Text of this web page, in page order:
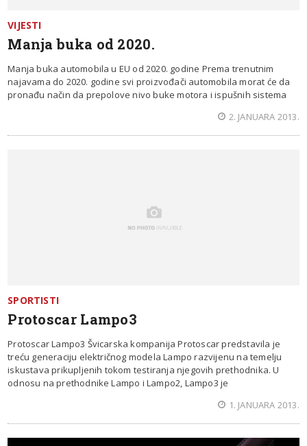
VIJESTI
Manja buka od 2020.
Manja buka automobila u EU od 2020. godine Prema trenutnim
najavama do 2020. godine svi proizvođači automobila morat će da
pronađu način da prepolove nivo buke motora i ispušnih sistema
2. JANUARA 2013.
SPORTISTI
Protoscar Lampo3
Protoscar Lampo3 Švicarska kompanija Protoscar predstavila je
treću generaciju električnog modela Lampo razvijenu na temelju
iskustava prikupljenih tokom testiranja njegovih prethodnika. U
odnosu na prethodnike Lampo i Lampo2, Lampo3 je
1. JANUARA 2013.